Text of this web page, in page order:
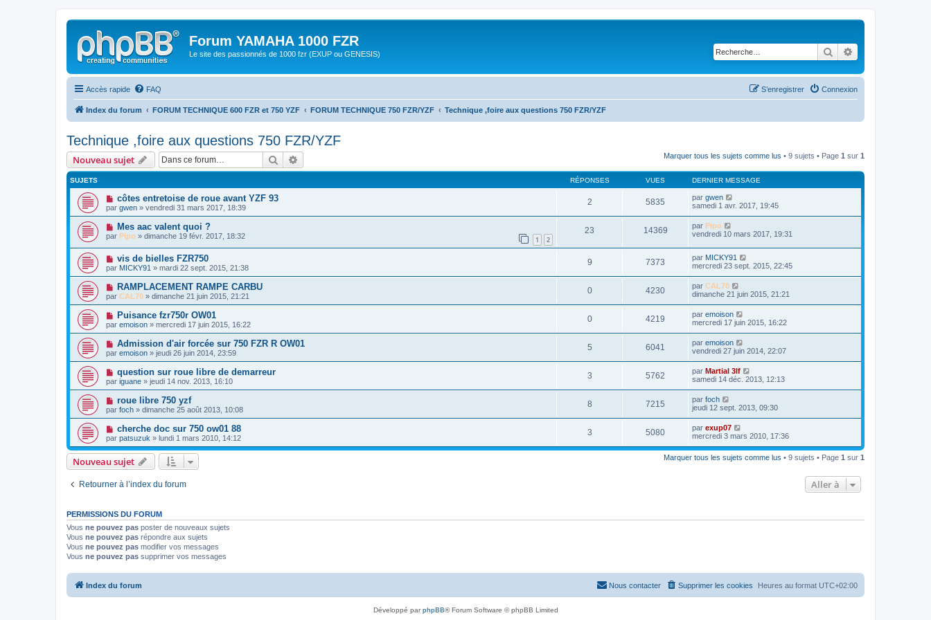
Forum YAMAHA 1000 FZR
Le site des passionnés de 1000 fzr (EXUP ou GENESIS) Rechercher
Accès rapide FAQ Connexion
S’enregistrer
Index du forum FORUM TECHNIQUE 600 FZR et 750 YZF FORUM TECHNIQUE 750 FZR/YZF Technique ,foire aux questions 750 FZR/YZF
Technique ,foire aux questions 750 FZR/YZF
Nouveau sujet Rechercher Marquer tous les sujets comme lus • 9 sujets • Page 1 sur 1
SUJETS RÉPONSES VUES DERNIER MESSAGE
côtes entretoise de roue avant YZF 93
par gwen » vendredi 31 mars 2017, 18:39
2 5835 par gwen
samedi 1 avr. 2017, 19:45
Mes aac valent quoi ?
par Pipo » dimanche 19 févr. 2017, 18:32 1 2
23 14369 par Pipo
vendredi 10 mars 2017, 19:31
vis de bielles FZR750
par MICKY91 » mardi 22 sept. 2015, 21:38
9 7373 par MICKY91
mercredi 23 sept. 2015, 22:45
RAMPLACEMENT RAMPE CARBU
par CAL70 » dimanche 21 juin 2015, 21:21
0 4230 par CAL70
dimanche 21 juin 2015, 21:21
Puisance fzr750r OW01
par emoison » mercredi 17 juin 2015, 16:22
0 4219 par emoison
mercredi 17 juin 2015, 16:22
Admission d'air forcée sur 750 FZR R OW01
par emoison » jeudi 26 juin 2014, 23:59
5 6041 par emoison
vendredi 27 juin 2014, 22:07
question sur roue libre de demarreur
par iguane » jeudi 14 nov. 2013, 16:10
3 5762 par Martial 3lf
samedi 14 déc. 2013, 12:13
roue libre 750 yzf
par foch » dimanche 25 août 2013, 10:08
8 7215 par foch
jeudi 12 sept. 2013, 09:30
cherche doc sur 750 ow01 88
par patsuzuk » lundi 1 mars 2010, 14:12
3 5080 par exup07
mercredi 3 mars 2010, 17:36
Nouveau sujet Marquer tous les sujets comme lus • 9 sujets • Page 1 sur 1
Retourner à l’index du forum Aller à
PERMISSIONS DU FORUM
Vous ne pouvez pas poster de nouveaux sujets
Vous ne pouvez pas répondre aux sujets
Vous ne pouvez pas modifier vos messages
Vous ne pouvez pas supprimer vos messages
Index du forum Heures au format UTC+02:00
Supprimer les cookies
Nous contacter
Développé parphpBB® Forum Software © phpBB Limited